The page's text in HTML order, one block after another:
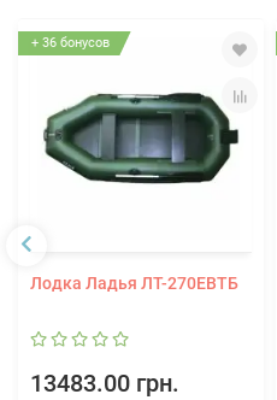
+ 36 бонусов
Лодка Ладья ЛТ-270ЕВТБ
13483.00 грн.